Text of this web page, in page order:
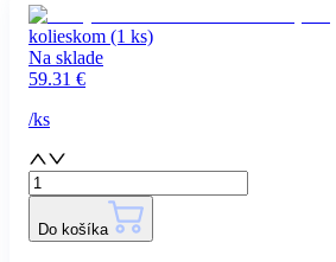
kolieskom (1 ks)
Na sklade
59.31 €
/ks
Do košíka